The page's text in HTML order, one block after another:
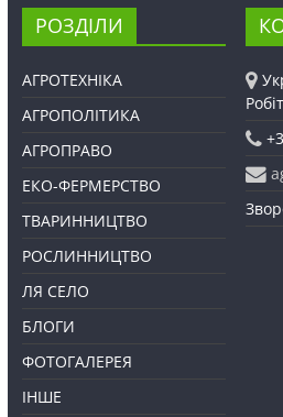
РОЗДІЛИ
АГРОТЕХНІКА
АГРОПОЛІТИКА
АГРОПРАВО
ЕКО-ФЕРМЕРСТВО
ТВАРИННИЦТВО
РОСЛИННИЦТВО
ЛЯ СЕЛО
БЛОГИ
ФОТОГАЛЕРЕЯ
ІНШЕ